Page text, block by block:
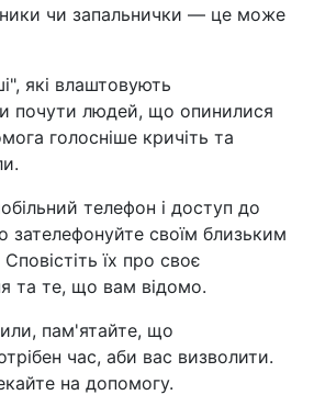
чи запальнички — це може
які влаштовують
почути людей, що опинилися
голосніше кричіть та
телефон і доступ до
зателефонуйте своїм близьким
їх про своє
та те, що вам відомо.
пам'ятайте, що
час, аби вас визволити.
на допомогу.